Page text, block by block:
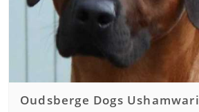
Oudsberge Dogs Ushamwari